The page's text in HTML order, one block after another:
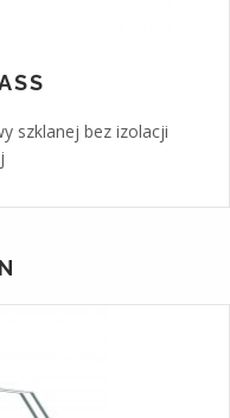
szklanej bez izolacji